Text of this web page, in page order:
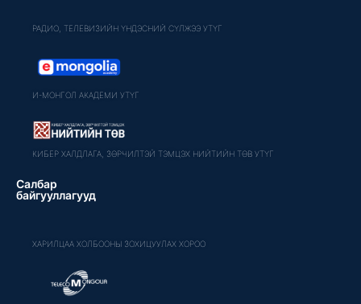
РАДИО, ТЕЛЕВИЗИЙН ҮНДЭСНИЙ СҮЛЖЭЭ УТҮГ
И-МОНГОЛ АКАДЕМИ УТҮГ
КИБЕР ХАЛДЛАГА, ЗӨРЧИЛТЭЙ ТЭМЦЭХ НИЙТИЙН ТӨВ УТҮГ
Салбар
байгууллагууд
ХАРИЛЦАА ХОЛБООНЫ ЗОХИЦУУЛАХ ХОРОО